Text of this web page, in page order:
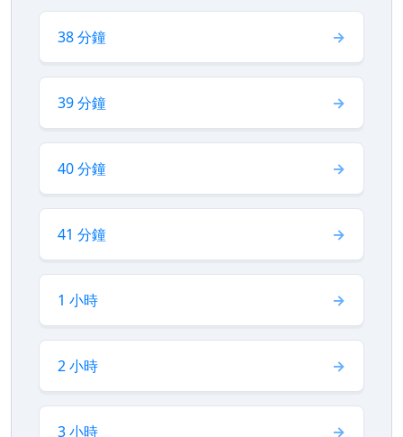
38 分鐘
39 分鐘
40 分鐘
41 分鐘
1 小時
2 小時
3 小時